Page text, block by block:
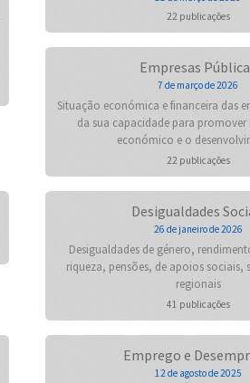
22 publicações
Empresas
7 de março de 2026
Situação económica e financeira das
da sua capacidade para promover
económico e o
22 publicações
Desigualdades
26 de janeiro de 2026
Desigualdades de género,
riqueza, pensões, de apoios sociais,
regionais
41 publicações
Emprego e
12 de agosto de 2025